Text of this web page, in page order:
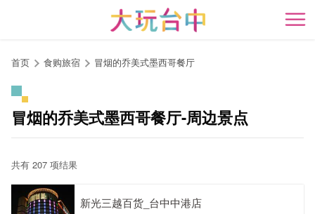
开
首页 食购旅宿 冒烟的乔美式墨西哥餐厅
冒烟的乔美式墨西哥餐厅-周边景点
共有 207 项结果
新光三越百货_台中中港店